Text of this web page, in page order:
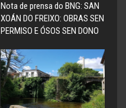
Nota de prensa do BNG: SAN
XOÁN DO FREIXO: OBRAS SEN
PERMISO E ÓSOS SEN DONO